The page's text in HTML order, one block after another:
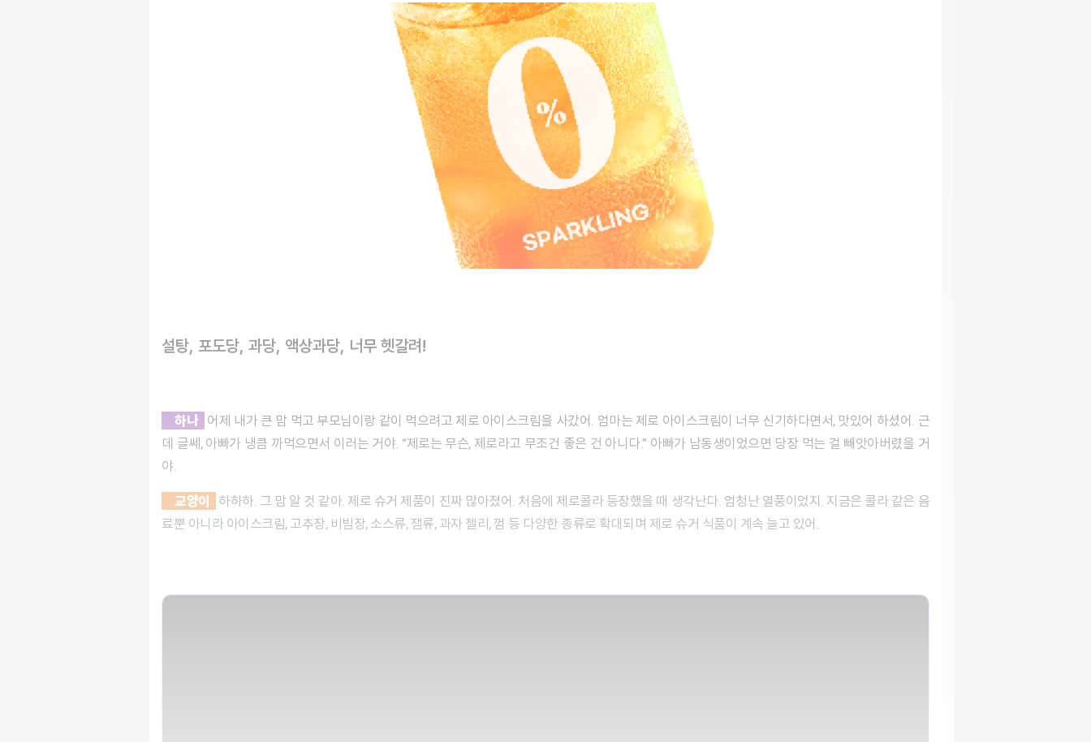
설탕, 포도당, 과당, 액상과당, 너무 헷갈려!
하나 어제 내가 큰 맘 먹고 부모님이랑 같이 먹으려고 제로 아이스크림을 사갔어. 엄마는 제로 아이스크림이 너무 신기하다면서, 맛있어 하셨어. 근
데 글쎄, 아빠가 냉큼 까먹으면서 이러는 거야. “제로는 무슨, 제로라고 무조건 좋은 건 아니다.” 아빠가 남동생이었으면 당장 먹는 걸 빼앗아버렸을 거
야.
교양이 하하하. 그 맘 알 것 같아. 제로 슈거 제품이 진짜 많아졌어. 처음에 제로콜라 등장했을 때 생각난다. 엄청난 열풍이었지. 지금은 콜라 같은 음
료뿐 아니라 아이스크림, 고추장, 비빔장, 소스류, 잼류, 과자 젤리, 껌 등 다양한 종류로 확대되며 제로 슈거 식품이 계속 늘고 있어.